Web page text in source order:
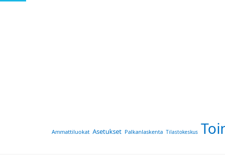
Ammattiluokat Asetukset Palkanlaskenta Tilastokeskus